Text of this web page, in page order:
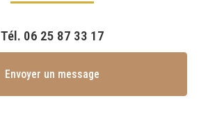
Tél. 06 25 87 33 17
Envoyer un message